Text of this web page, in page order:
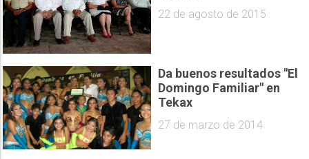
22 de agosto de 2015
Da buenos resultados "El
Domingo Familiar" en
Tekax
27 de marzo de 2014